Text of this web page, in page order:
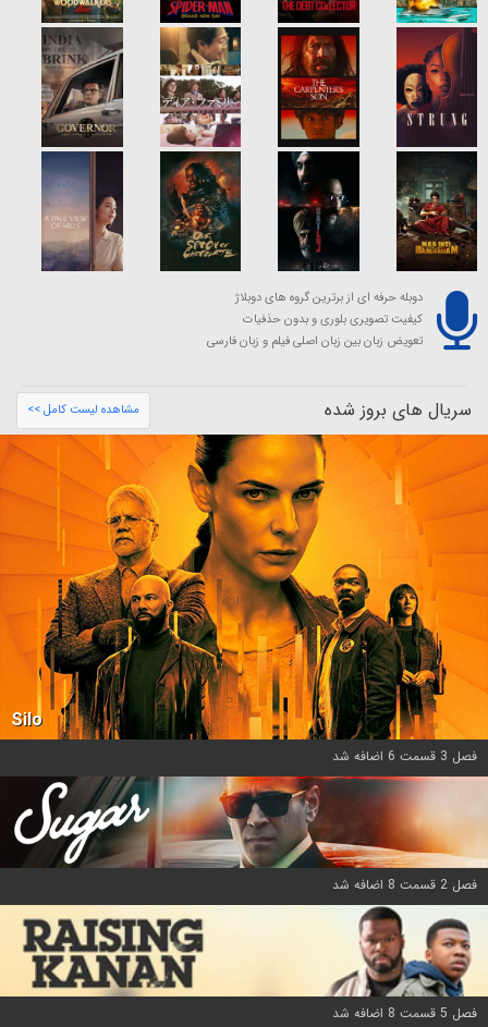
دوبله حرفه ای از برترین گروه های دوبلاژ
کیفیت تصویری بلوری و بدون حذفیات
تعویض زبان بین زبان اصلی فیلم و زبان فارسی
سریال های بروز شده مشاهده لیست کامل >>
Silo
فصل 3 قسمت 6 اضافه شد
فصل 2 قسمت 8 اضافه شد
فصل 5 قسمت 8 اضافه شد